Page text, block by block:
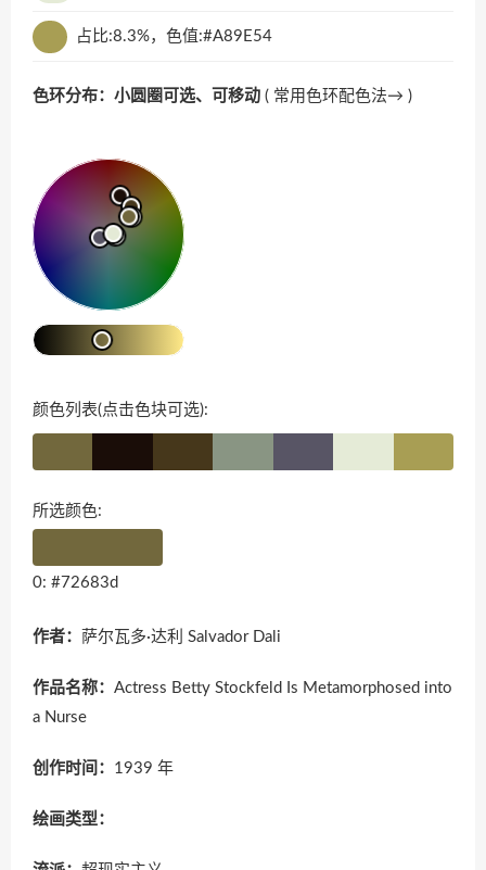
占比:8.3%，色值:#A89E54
色环分布：小圆圈可选、可移动 ( 常用色环配色法→ )
颜色列表(点击色块可选):
所选颜色:
0: #72683d
作者： 萨尔瓦多·达利 Salvador Dali
作品名称： Actress Betty Stockfeld Is Metamorphosed into
a Nurse
创作时间： 1939 年
绘画类型：